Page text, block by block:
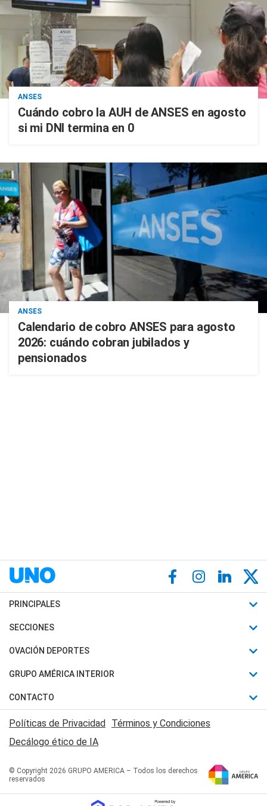
ANSES
Cuándo cobro la AUH de ANSES en agosto
si mi DNI termina en 0
ANSES
Calendario de cobro ANSES para agosto
2026: cuándo cobran jubilados y
pensionados
PRINCIPALES
Últimas Noticias
Política
Judiciales
Economia
SECCIONES
Horóscopo
Motores
Trucos caseros
Series y Películas
Edictos y Solicitadas
OVACIÓN DEPORTES
Fútbol
Mundial
Automovilismo
Rugby
Básquet
GRUPO AMÉRICA INTERIOR
Canal 7 en Vivo
San Juan 8
CONTACTO
Acerca de Nosotros
Contactanos
Políticas de Privacidad Términos y Condiciones
Decálogo ético de IA
© Copyright 2026 GRUPO AMERICA – Todos los derechos
reservados